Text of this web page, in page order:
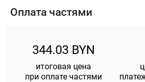
Оплата частями
344.03 BYN
итоговая цена
при оплате частями